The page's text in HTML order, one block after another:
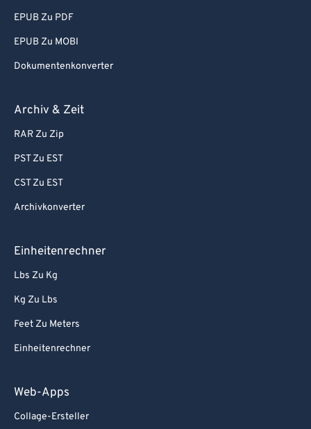
EPUB Zu PDF
EPUB Zu MOBI
Dokumentenkonverter
Archiv & Zeit
RAR Zu Zip
PST Zu EST
CST Zu EST
Archivkonverter
Einheitenrechner
Lbs Zu Kg
Kg Zu Lbs
Feet Zu Meters
Einheitenrechner
Web-Apps
Collage-Ersteller